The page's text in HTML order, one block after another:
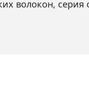
волокон, серия